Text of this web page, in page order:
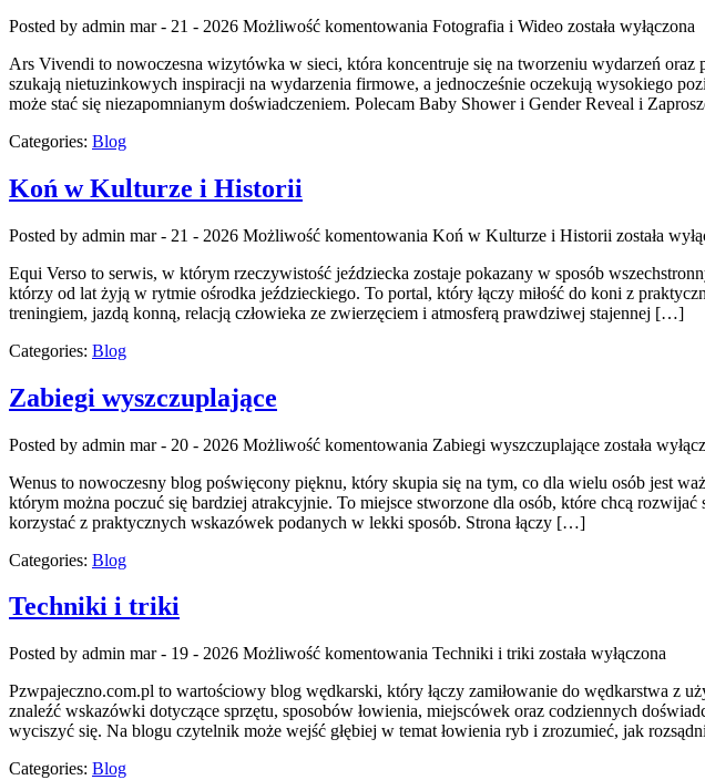
Posted by admin mar - 21 - 2026 Możliwość komentowania Fotografia i Wideo została wyłączona
Ars Vivendi to nowoczesna wizytówka w sieci, która koncentruje się na tworzeniu wydarzeń
szukają nietuzinkowych inspiracji na wydarzenia firmowe, a jednocześnie oczekują wysokiego
może stać się niezapomnianym doświadczeniem. Polecam Baby Shower i Gender Reveal i
Categories: Blog
Koń w Kulturze i Historii
Posted by admin mar - 21 - 2026 Możliwość komentowania Koń w Kulturze i Historii została
Equi Verso to serwis, w którym rzeczywistość jeździecka zostaje pokazany w sposób
którzy od lat żyją w rytmie ośrodka jeździeckiego. To portal, który łączy miłość do koni z
treningiem, jazdą konną, relacją człowieka ze zwierzęciem i atmosferą prawdziwej stajennej […]
Categories: Blog
Zabiegi wyszczuplające
Posted by admin mar - 20 - 2026 Możliwość komentowania Zabiegi wyszczuplające została
Wenus to nowoczesny blog poświęcony pięknu, który skupia się na tym, co dla wielu osób jest
którym można poczuć się bardziej atrakcyjnie. To miejsce stworzone dla osób, które chcą
korzystać z praktycznych wskazówek podanych w lekki sposób. Strona łączy […]
Categories: Blog
Techniki i triki
Posted by admin mar - 19 - 2026 Możliwość komentowania Techniki i triki została wyłączona
Pzwpajeczno.com.pl to wartościowy blog wędkarski, który łączy zamiłowanie do wędkarstwa z
znaleźć wskazówki dotyczące sprzętu, sposobów łowienia, miejscówek oraz codziennych
wyciszyć się. Na blogu czytelnik może wejść głębiej w temat łowienia ryb i zrozumieć, jak
Categories: Blog